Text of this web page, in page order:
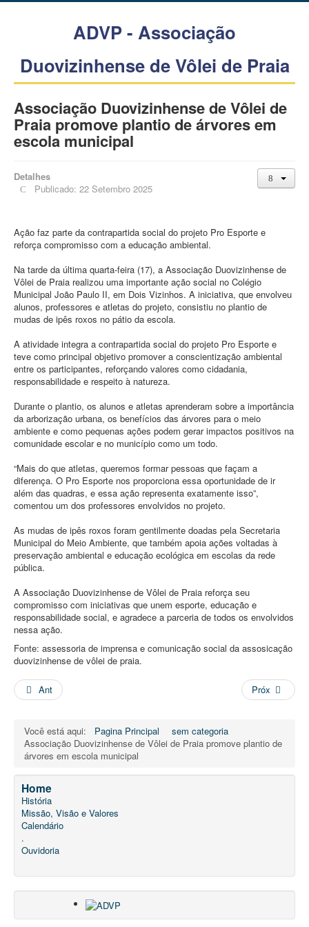
ADVP - Associação
Duovizinhense de Vôlei de Praia
Associação Duovizinhense de Vôlei de
Praia promove plantio de árvores em
escola municipal
Detalhes
Publicado: 22 Setembro 2025
Ação faz parte da contrapartida social do projeto Pro Esporte e
reforça compromisso com a educação ambiental.
Na tarde da última quarta-feira (17), a Associação Duovizinhense de
Vôlei de Praia realizou uma importante ação social no Colégio
Municipal João Paulo II, em Dois Vizinhos. A iniciativa, que envolveu
alunos, professores e atletas do projeto, consistiu no plantio de
mudas de ipês roxos no pátio da escola.
A atividade integra a contrapartida social do projeto Pro Esporte e
teve como principal objetivo promover a conscientização ambiental
entre os participantes, reforçando valores como cidadania,
responsabilidade e respeito à natureza.
Durante o plantio, os alunos e atletas aprenderam sobre a importância
da arborização urbana, os benefícios das árvores para o meio
ambiente e como pequenas ações podem gerar impactos positivos na
comunidade escolar e no município como um todo.
“Mais do que atletas, queremos formar pessoas que façam a
diferença. O Pro Esporte nos proporciona essa oportunidade de ir
além das quadras, e essa ação representa exatamente isso”,
comentou um dos professores envolvidos no projeto.
As mudas de ipês roxos foram gentilmente doadas pela Secretaria
Municipal do Meio Ambiente, que também apoia ações voltadas à
preservação ambiental e educação ecológica em escolas da rede
pública.
A Associação Duovizinhense de Vôlei de Praia reforça seu
compromisso com iniciativas que unem esporte, educação e
responsabilidade social, e agradece a parceria de todos os envolvidos
nessa ação.
Fonte: assessoria de imprensa e comunicação social da assosicação
duovizinhense de vôlei de praia.
Ant Próx
Você está aqui: Pagina Principal
sem categoria
Associação Duovizinhense de Vôlei de Praia promove plantio de
árvores em escola municipal
Home
História
Missão, Visão e Valores
Calendário
.
Ouvidoria